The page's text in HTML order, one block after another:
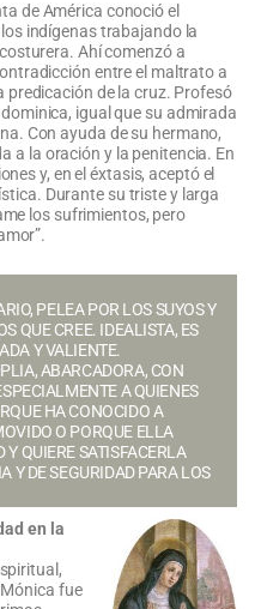
de América conoció el
indígenas trabajando la
Ahí comenzó a
entre el maltrato a
predicación de la cruz. Profesó
igual que su admirada
Con ayuda de su hermano,
a la oración y la penitencia. En
y, en el éxtasis, aceptó el
Durante su triste y larga
los sufrimientos, pero
PELEA POR LOS SUYOS Y
QUE CREE. IDEALISTA, ES
Y VALIENTE.
ABARCADORA, CON
A QUIENES
HA CONOCIDO A
O PORQUE ELLA
Y QUIERE SATISFACERLA
Y DE SEGURIDAD PARA LOS
en la
fue